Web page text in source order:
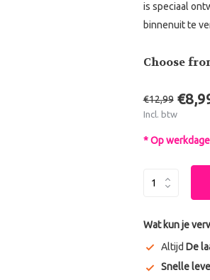
is speciaal
binnenuit te
Choose
€12,99
Incl. btw
* Op
Wat kun je
Altijd De
Snelle